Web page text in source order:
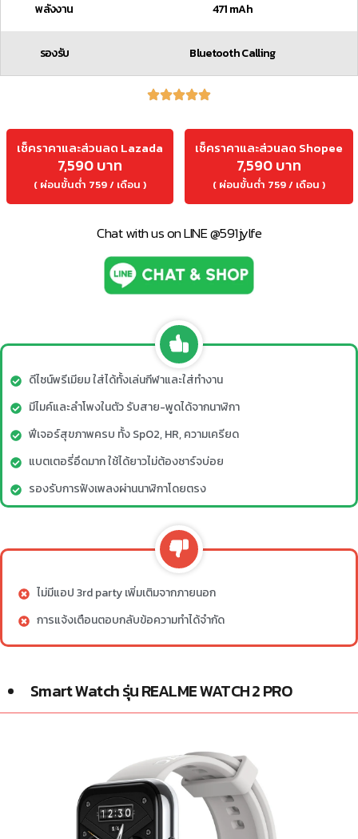
พลังงาน 471 mAh
รองรับ Bluetooth Calling
เช็คราคาและส่วนลด Lazada
7,590 บาท
( ผ่อนขั้นต่ำ 759 / เดือน )
เช็คราคาและส่วนลด Shopee
7,590 บาท
( ผ่อนขั้นต่ำ 759 / เดือน )
Chat with us on LINE @591jylfe
ดีไซน์พรีเมียม ใส่ได้ทั้งเล่นกีฬาและใส่ทำงาน
มีไมค์และลำโพงในตัว รับสาย-พูดได้จากนาฬิกา
ฟีเจอร์สุขภาพครบ ทั้ง SpO2, HR, ความเครียด
แบตเตอรี่อึดมาก ใช้ได้ยาวไม่ต้องชาร์จบ่อย
รองรับการฟังเพลงผ่านนาฬิกาโดยตรง
ไม่มีแอป 3rd party เพิ่มเติมจากภายนอก
การแจ้งเตือนตอบกลับข้อความทำได้จำกัด
Smart Watch รุ่น REALME WATCH 2 PRO